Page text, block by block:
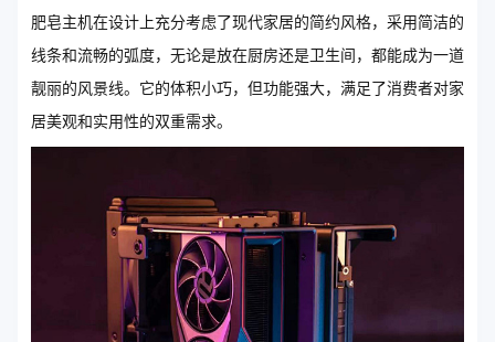
肥皂主机在设计上充分考虑了现代家居的简约风格，采用简洁的
线条和流畅的弧度，无论是放在厨房还是卫生间，都能成为一道
靓丽的风景线。它的体积小巧，但功能强大，满足了消费者对家
居美观和实用性的双重需求。